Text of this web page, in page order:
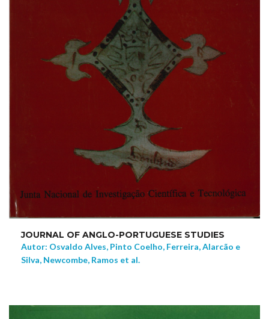
JOURNAL OF ANGLO-PORTUGUESE STUDIES
Autor: Osvaldo Alves, Pinto Coelho, Ferreira, Alarcão e
Silva, Newcombe, Ramos et al.